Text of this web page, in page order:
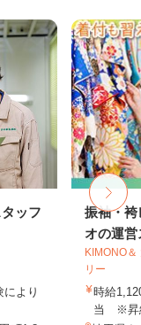
ッフ
より
振袖・袴
オの運営
KIMONO
リー
時給
当 ※昇